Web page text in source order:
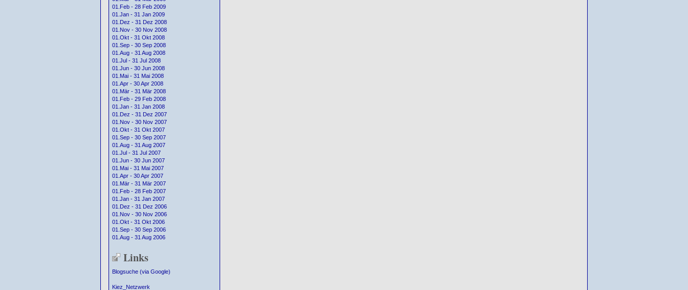
01.Feb - 28 Feb 2009
01.Jan - 31 Jan 2009
01.Dez - 31 Dez 2008
01.Nov - 30 Nov 2008
01.Okt - 31 Okt 2008
01.Sep - 30 Sep 2008
01.Aug - 31 Aug 2008
01.Jul - 31 Jul 2008
01.Jun - 30 Jun 2008
01.Mai - 31 Mai 2008
01.Apr - 30 Apr 2008
01.Mär - 31 Mär 2008
01.Feb - 29 Feb 2008
01.Jan - 31 Jan 2008
01.Dez - 31 Dez 2007
01.Nov - 30 Nov 2007
01.Okt - 31 Okt 2007
01.Sep - 30 Sep 2007
01.Aug - 31 Aug 2007
01.Jul - 31 Jul 2007
01.Jun - 30 Jun 2007
01.Mai - 31 Mai 2007
01.Apr - 30 Apr 2007
01.Mär - 31 Mär 2007
01.Feb - 28 Feb 2007
01.Jan - 31 Jan 2007
01.Dez - 31 Dez 2006
01.Nov - 30 Nov 2006
01.Okt - 31 Okt 2006
01.Sep - 30 Sep 2006
01.Aug - 31 Aug 2006
Links
Blogsuche (via Google)
Kiez_Netzwerk